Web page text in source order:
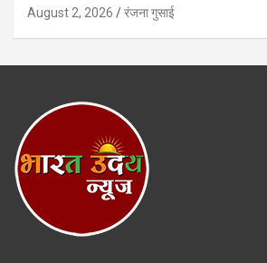
August 2, 2026 रंजना गुसाई